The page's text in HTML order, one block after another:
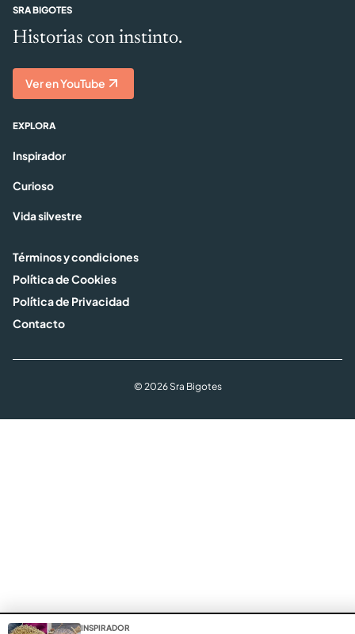
INSPIRADOR
SRA BIGOTES
Historias con instinto.
Ver en YouTube
EXPLORA
Inspirador
Curioso
Vida silvestre
Términos y condiciones
Política de Cookies
Política de Privacidad
Contacto
© 2026 Sra Bigotes